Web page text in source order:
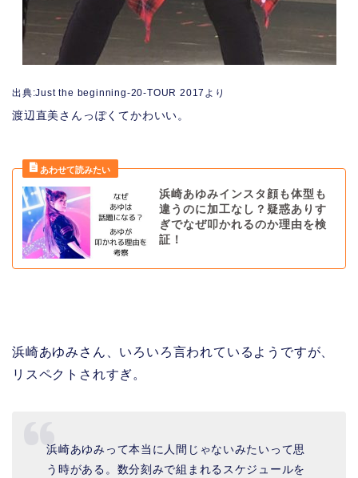
出典:Just the beginning-20-TOUR 2017より
渡辺直美さんっぽくてかわいい。
浜崎あゆみインスタ顔も体型も
違うのに加工なし？疑惑ありす
ぎでなぜ叩かれるのか理由を検
証！
浜崎あゆみさん、いろいろ言われているようですが、
リスペクトされすぎ。
浜崎あゆみって本当に人間じゃないみたいって思
う時がある。数分刻みで組まれるスケジュールを